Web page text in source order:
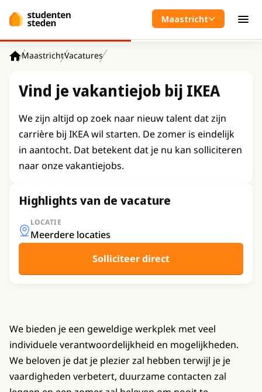
Maastricht
MaastrichtVacatures
Vind je vakantiejob bij IKEA
We zijn altijd op zoek naar nieuw talent dat zijn
carrière bij IKEA wil starten. De zomer is eindelijk
in aantocht. Dat betekent dat je nu kan solliciteren
naar onze vakantiejobs.
Highlights van de vacature
LOCATIE
Meerdere locaties
Solliciteer direct
We bieden je een geweldige werkplek met veel
individuele verantwoordelijkheid en mogelijkheden.
We beloven je dat je plezier zal hebben terwijl je je
vaardigheden verbetert, duurzame contacten zal